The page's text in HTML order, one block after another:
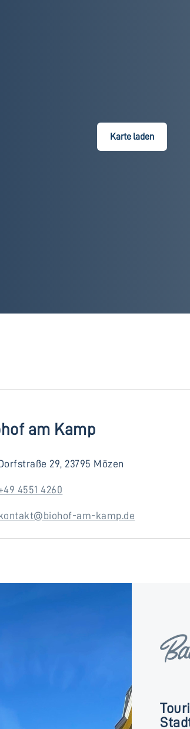
Karte laden
am Kamp
29, 23795 Mözen
4551 4260
am-kamp.de